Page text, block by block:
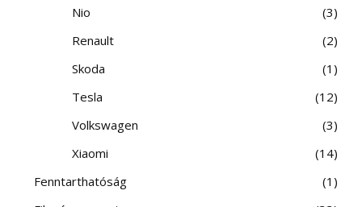
Nio
3
Renault
2
Skoda
1
Tesla
12
Volkswagen
3
Xiaomi
14
Fenntarthatóság
1